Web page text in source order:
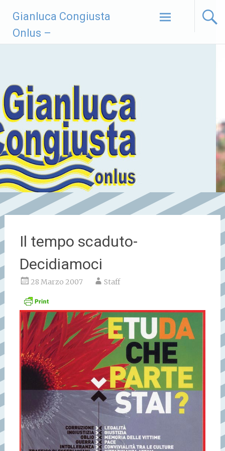
contenuto
Gianluca Congiusta
Onlus –
Il tempo scaduto-
Decidiamoci
28 Marzo 2007 Staff